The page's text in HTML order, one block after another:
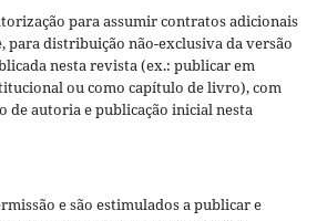
para assumir contratos adicionais
para distribuição não-exclusiva da versão
nesta revista (ex.: publicar em
ou como capítulo de livro), com
de autoria e publicação inicial nesta
e são estimulados a publicar e